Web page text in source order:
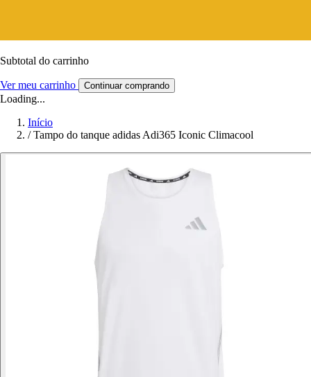
Subtotal do carrinho
Ver meu carrinho Continuar comprando
Loading...
Início
/ Tampo do tanque adidas Adi365 Iconic Climacool